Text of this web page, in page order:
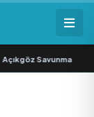
Savunma Sanayi